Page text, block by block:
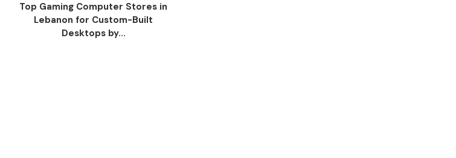
Top Gaming Computer Stores in
Lebanon for Custom-Built
Desktops by...